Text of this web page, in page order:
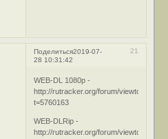
Поделиться 21
2019-07-
28 10:31:42
WEB-DL 1080p -
http://rutracker.org/forum/
t=5760163
WEB-DLRip -
http://rutracker.org/forum/